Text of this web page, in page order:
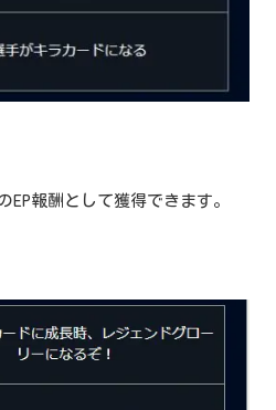
EP報酬として獲得できます。